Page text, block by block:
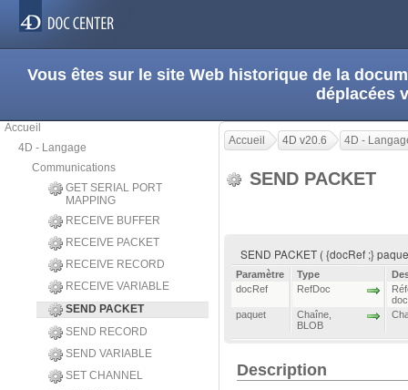
Vous êtes sur le site Web historique de la
déplacées
Accueil
4D - Langage
Communications
GET SERIAL PORT
MAPPING
RECEIVE BUFFER
RECEIVE PACKET
RECEIVE RECORD
RECEIVE VARIABLE
SEND PACKET
SEND RECORD
SEND VARIABLE
SET CHANNEL
Accueil 4D v20.6 4D -
SEND PACKET
SEND PACKET ( {docRef ;}
Paramètre Type
docRef
RefDoc
paquet
Chaîne
BLOB
Description